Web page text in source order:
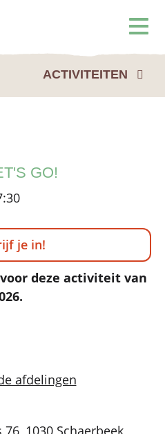
ACTIVITEITEN
GO!
je in!
deze activiteit van
afdelingen
1030 Schaerbeek